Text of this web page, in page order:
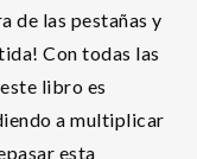
de las pestañas y
Con todas las
libro es
a multiplicar
esta